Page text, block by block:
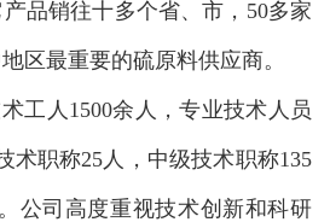
品销往十多个省、市，50多家
区最重要的硫原料供应商。
工人1500余人，专业技术人员
术职称25人，中级技术职称135
公司高度重视技术创新和科研